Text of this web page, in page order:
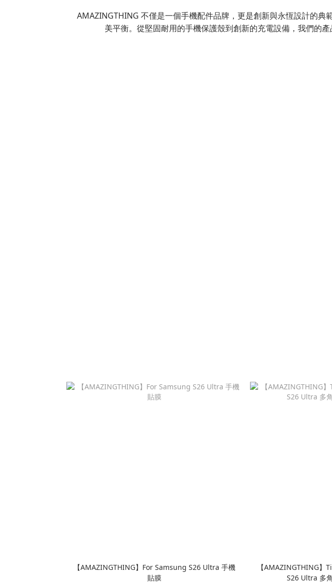
AMAZINGTHING 不僅是一個手機配件品牌，更是創新與永恆設計的
美平衡。從堅固耐用的手機保護殼到創新的充電設備，我們的
【AMAZINGTHING】For Samsung S26 Ultra 手機
貼膜
【AMAZINGTHING
S26 Ultra 多